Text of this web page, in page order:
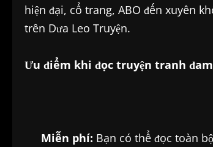
hiện đại, cổ trang, ABO đến xuyên
trên Dưa Leo Truyện.
Ưu điểm khi đọc truyện tranh
Miễn phí: Bạn có thể đọc toàn